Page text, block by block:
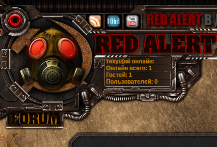
Онлайн всего: 1
Гостей: 1
Пользователей: 0
текущий онлайн: